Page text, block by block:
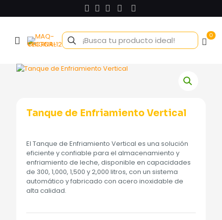
0
Tanque de Enfriamiento Vertical
El Tanque de Enfriamiento Vertical es una solución
eficiente y confiable para el almacenamiento y
enfriamiento de leche, disponible en capacidades
de 300, 1,000, 1,500 y 2,000 litros, con un sistema
automático y fabricado con acero inoxidable de
alta calidad.